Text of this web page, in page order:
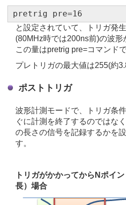
pretrig pre=16
と設定されていて、トリガ発
(80MHz時では200ns前)の波形
この量はpretrig pre=コマンド
プレトリガの最大値は255(約
ポストトリガ
波形計測モードで、トリガ条
ぐに計測を終了するのではな
の長さの信号を記録するかを
す。
トリガがかかってからNポイ
長）場合